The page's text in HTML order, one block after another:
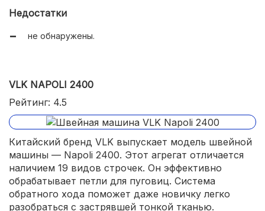
Недостатки
не обнаружены.
VLK NAPOLI 2400
Рейтинг: 4.5
Китайский бренд VLK выпускает модель швейной
машины — Napoli 2400. Этот агрегат отличается
наличием 19 видов строчек. Он эффективно
обрабатывает петли для пуговиц. Система
обратного хода поможет даже новичку легко
разобраться с застрявшей тонкой тканью.